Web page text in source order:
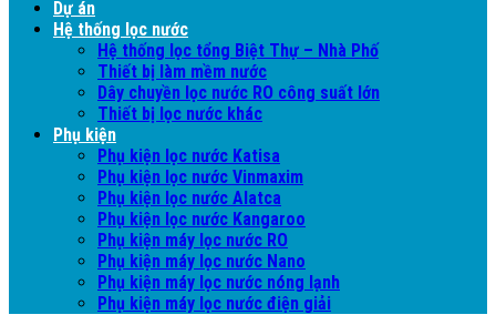
Dự án
Hệ thống lọc nước
Hệ thống lọc tổng Biệt Thự – Nhà Phố
Thiết bị làm mềm nước
Dây chuyền lọc nước RO công suất lớn
Thiết bị lọc nước khác
Phụ kiện
Phụ kiện lọc nước Katisa
Phụ kiện lọc nước Vinmaxim
Phụ kiện lọc nước Alatca
Phụ kiện lọc nước Kangaroo
Phụ kiện máy lọc nước RO
Phụ kiện máy lọc nước Nano
Phụ kiện máy lọc nước nóng lạnh
Phụ kiện máy lọc nước điện giải